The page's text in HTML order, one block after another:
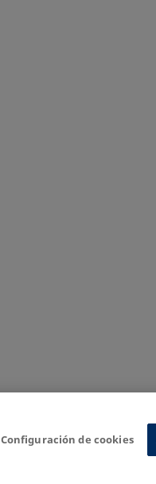
Sistema de
Configuración de cookies